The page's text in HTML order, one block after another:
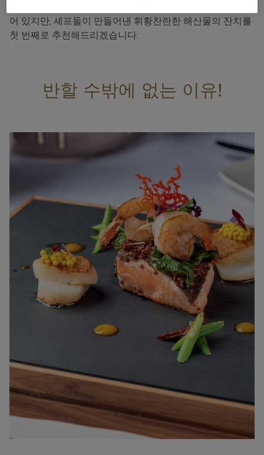
어 있지만, 셰프들이 만들어낸 휘황찬란한 해산물의 잔치를
첫 번째로 추천해드리겠습니다.
반할 수밖에 없는 이유!